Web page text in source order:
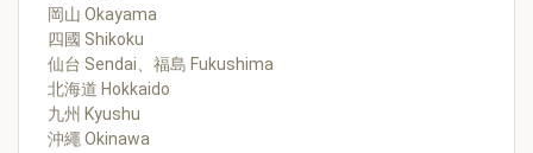
岡山 Okayama
四國 Shikoku
仙台 Sendai、福島 Fukushima
北海道 Hokkaido
九州 Kyushu
沖繩 Okinawa